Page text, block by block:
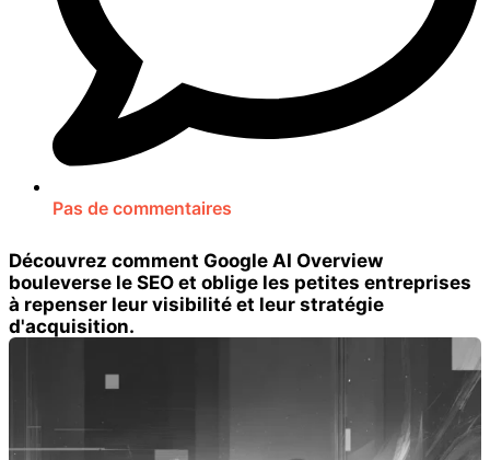
Pas de commentaires
Découvrez comment Google AI Overview
bouleverse le SEO et oblige les petites entreprises
à repenser leur visibilité et leur stratégie
d'acquisition.